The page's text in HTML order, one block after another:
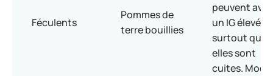
Féculents
Pommes de
terre bouillies
peuvent
un IG élevé,
surtout
elles sont
cuites.